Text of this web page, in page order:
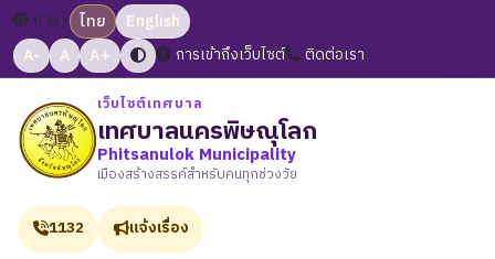
ภาษา: ไทย
English
A-
A A+ การเข้าถึงเว็บไซต์ ติดต่อเรา
เว็บไซต์เทศบาล
เทศบาลนครพิษณุโลก
Phitsanulok Municipality
เมืองสร้างสรรค์สำหรับคนทุกช่วงวัย
1132 แจ้งเรื่อง